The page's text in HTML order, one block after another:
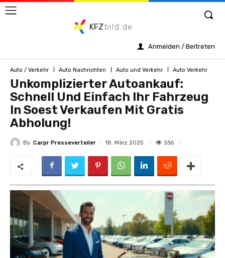
KFZ bild.de
Anmelden / Beitreten
Auto / Verkehr Auto Nachrichten Auto und Verkehr Auto Verkehr
Unkomplizierter Autoankauf:
Schnell Und Einfach Ihr Fahrzeug
In Soest Verkaufen Mit Gratis
Abholung!
By Carpr Presseverteiler 18. März 2025 536